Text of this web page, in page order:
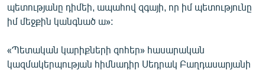
պետությանը դիմեի, ապահով զգայի, որ իմ պետությունը
իմ մեջքին կանգնած ա»:
«Պետական կարիքների զոհեր» հասարական
կազմակերպության հիմնադիր Սեդրակ Բաղդասարյանի